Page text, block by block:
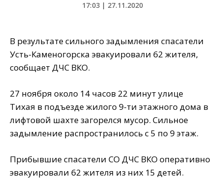
17:03 | 27.11.2020
В результате сильного задымления спасатели
Усть-Каменогорска эвакуировали 62 жителя,
сообщает ДЧС ВКО.
27 ноября около 14 часов 22 минут улице
Тихая в подъезде жилого 9-ти этажного дома в
лифтовой шахте загорелся мусор. Сильное
задымление распространилось с 5 по 9 этаж.
Прибывшие спасатели СО ДЧС ВКО оперативно
эвакуировали 62 жителя из них 15 детей.